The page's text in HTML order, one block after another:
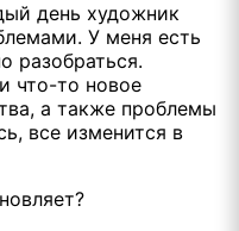
день художник
У меня есть
разобраться.
что-то новое
а также проблемы
все изменится в